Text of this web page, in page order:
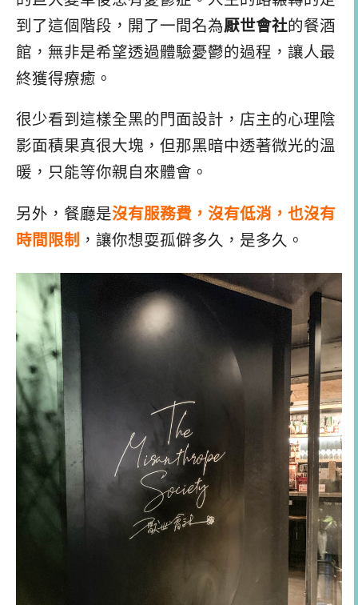
到了這個階段，開了一間名為厭世會社的餐酒
館，無非是希望透過體驗憂鬱的過程，讓人最
終獲得療癒。
很少看到這樣全黑的門面設計，店主的心理陰
影面積果真很大塊，但那黑暗中透著微光的溫
暖，只能等你親自來體會。
另外，餐廳是沒有服務費，沒有低消，也沒有
時間限制 ，讓你想耍孤僻多久，是多久。